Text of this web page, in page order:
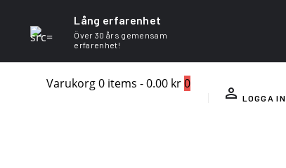
Lång erfarenhet
Över 30 års gemensam
erfarenhet!
Varukorg0 items -0.00 kr0
LOGGA IN